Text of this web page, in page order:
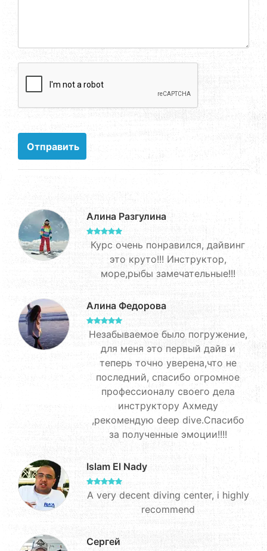
Алина Разгулина
Курс очень понравился, дайвинг
это круто!!! Инструктор,
море,рыбы замечательные!!!
Алина Федорова
Незабываемое было погружение,
для меня это первый дайв и
теперь точно уверена,что не
последний, спасибо огромное
профессионалу своего дела
инструктору Ахмеду
,рекомендую deep dive.Спасибо
за полученные эмоции!!!!
Islam El Nady
A very decent diving center, i highly
recommend
Сергей